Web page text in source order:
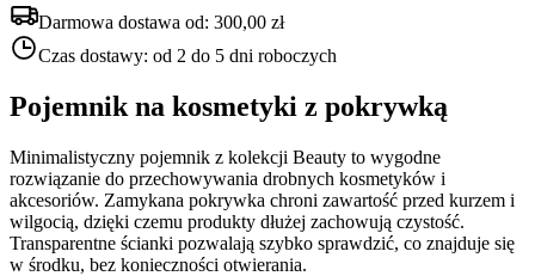
Darmowa dostawa od: 300,00 zł
Czas dostawy: od 2 do 5 dni roboczych
Pojemnik na kosmetyki z pokrywką
Minimalistyczny pojemnik z kolekcji Beauty to wygodne
rozwiązanie do przechowywania drobnych kosmetyków i
akcesoriów. Zamykana pokrywka chroni zawartość przed kurzem i
wilgocią, dzięki czemu produkty dłużej zachowują czystość.
Transparentne ścianki pozwalają szybko sprawdzić, co znajduje się
w środku, bez konieczności otwierania.